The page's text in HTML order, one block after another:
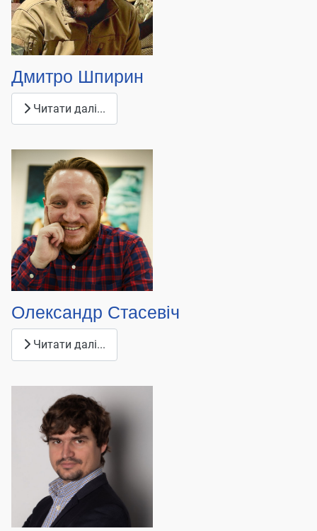
Дмитро Шпирин
Читати далі...
Олександр Стасевіч
Читати далі...